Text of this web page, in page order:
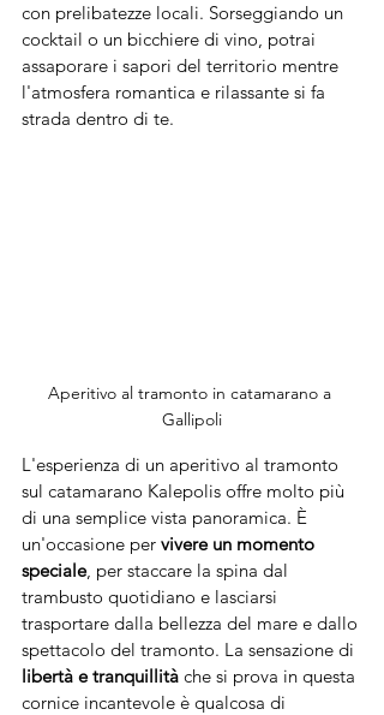
con prelibatezze locali. Sorseggiando un
cocktail o un bicchiere di vino, potrai
assaporare i sapori del territorio mentre
l'atmosfera romantica e rilassante si fa
strada dentro di te.
Aperitivo al tramonto in catamarano a
Gallipoli
L'esperienza di un aperitivo al tramonto
sul catamarano Kalepolis offre molto più
di una semplice vista panoramica. È
un'occasione per vivere un momento
speciale, per staccare la spina dal
trambusto quotidiano e lasciarsi
trasportare dalla bellezza del mare e dallo
spettacolo del tramonto. La sensazione di
libertà e tranquillità che si prova in questa
cornice incantevole è qualcosa di